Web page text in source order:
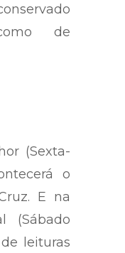
de
(Sexta-
o
E na
(Sábado
leituras